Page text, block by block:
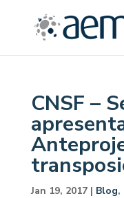
CNSF –
Jan 19, 2017| Blog,